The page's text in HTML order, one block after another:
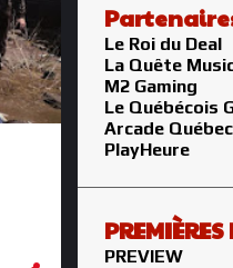
Le Roi du Deal
La Quête
M2 Gaming
Le Québécois
Arcade Québec
PlayHeure
PREVIEW